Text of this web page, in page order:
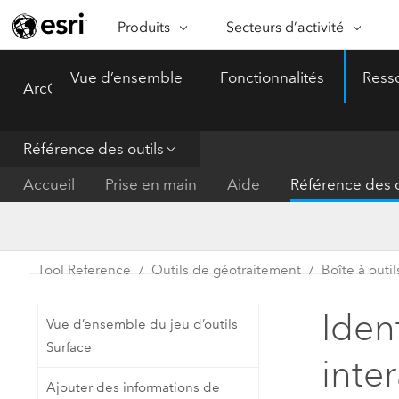
Produits
ARCGIS
ArcGIS Online
Plateforme de cartographie SaaS
Logiciel SIG leader du marché
la cartographie
Secteurs d’activité
SECTEURS D’ACTIVITÉ
Protection de
Fournisseurs d’énergie
Santé et services à la
Administrations nationales
ArcGIS Pro
Vue d’ensemble Fonctionnalités
Référence des outils
Accueil
Prise en main Aide Référence des
Tool Reference Outils de géotraitement Boîte à
Vue d’ensemble du jeu d’outils
Surface
Ajouter des informations de